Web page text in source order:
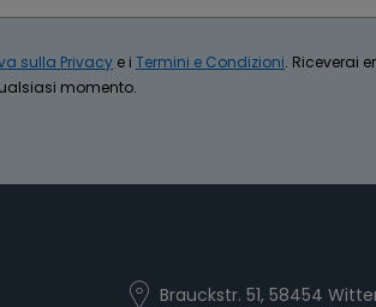
sulla Privacy e i Termini e Condizioni. Riceverai
momento.
Brauckstr. 51, 58454